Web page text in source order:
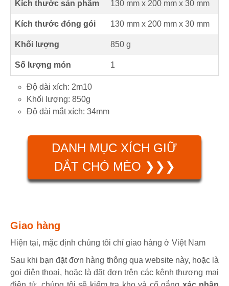
Kích thước sản phẩm 130 mm x 200 mm x 30 mm
Kích thước đóng gói 130 mm x 200 mm x 30 mm
Khối lượng 850 g
Số lượng món 1
Độ dài xích: 2m10
Khối lượng: 850g
Độ dài mắt xích: 34mm
DANH MỤC XÍCH GIỮ
DẮT CHÓ MÈO ❯❯❯
Giao hàng
Hiện tại, mặc định chúng tôi chỉ giao hàng ở Việt Nam
Sau khi bạn đặt đơn hàng thông qua website này, hoặc là
gọi điện thoại, hoặc là đặt đơn trên các kênh thương mại